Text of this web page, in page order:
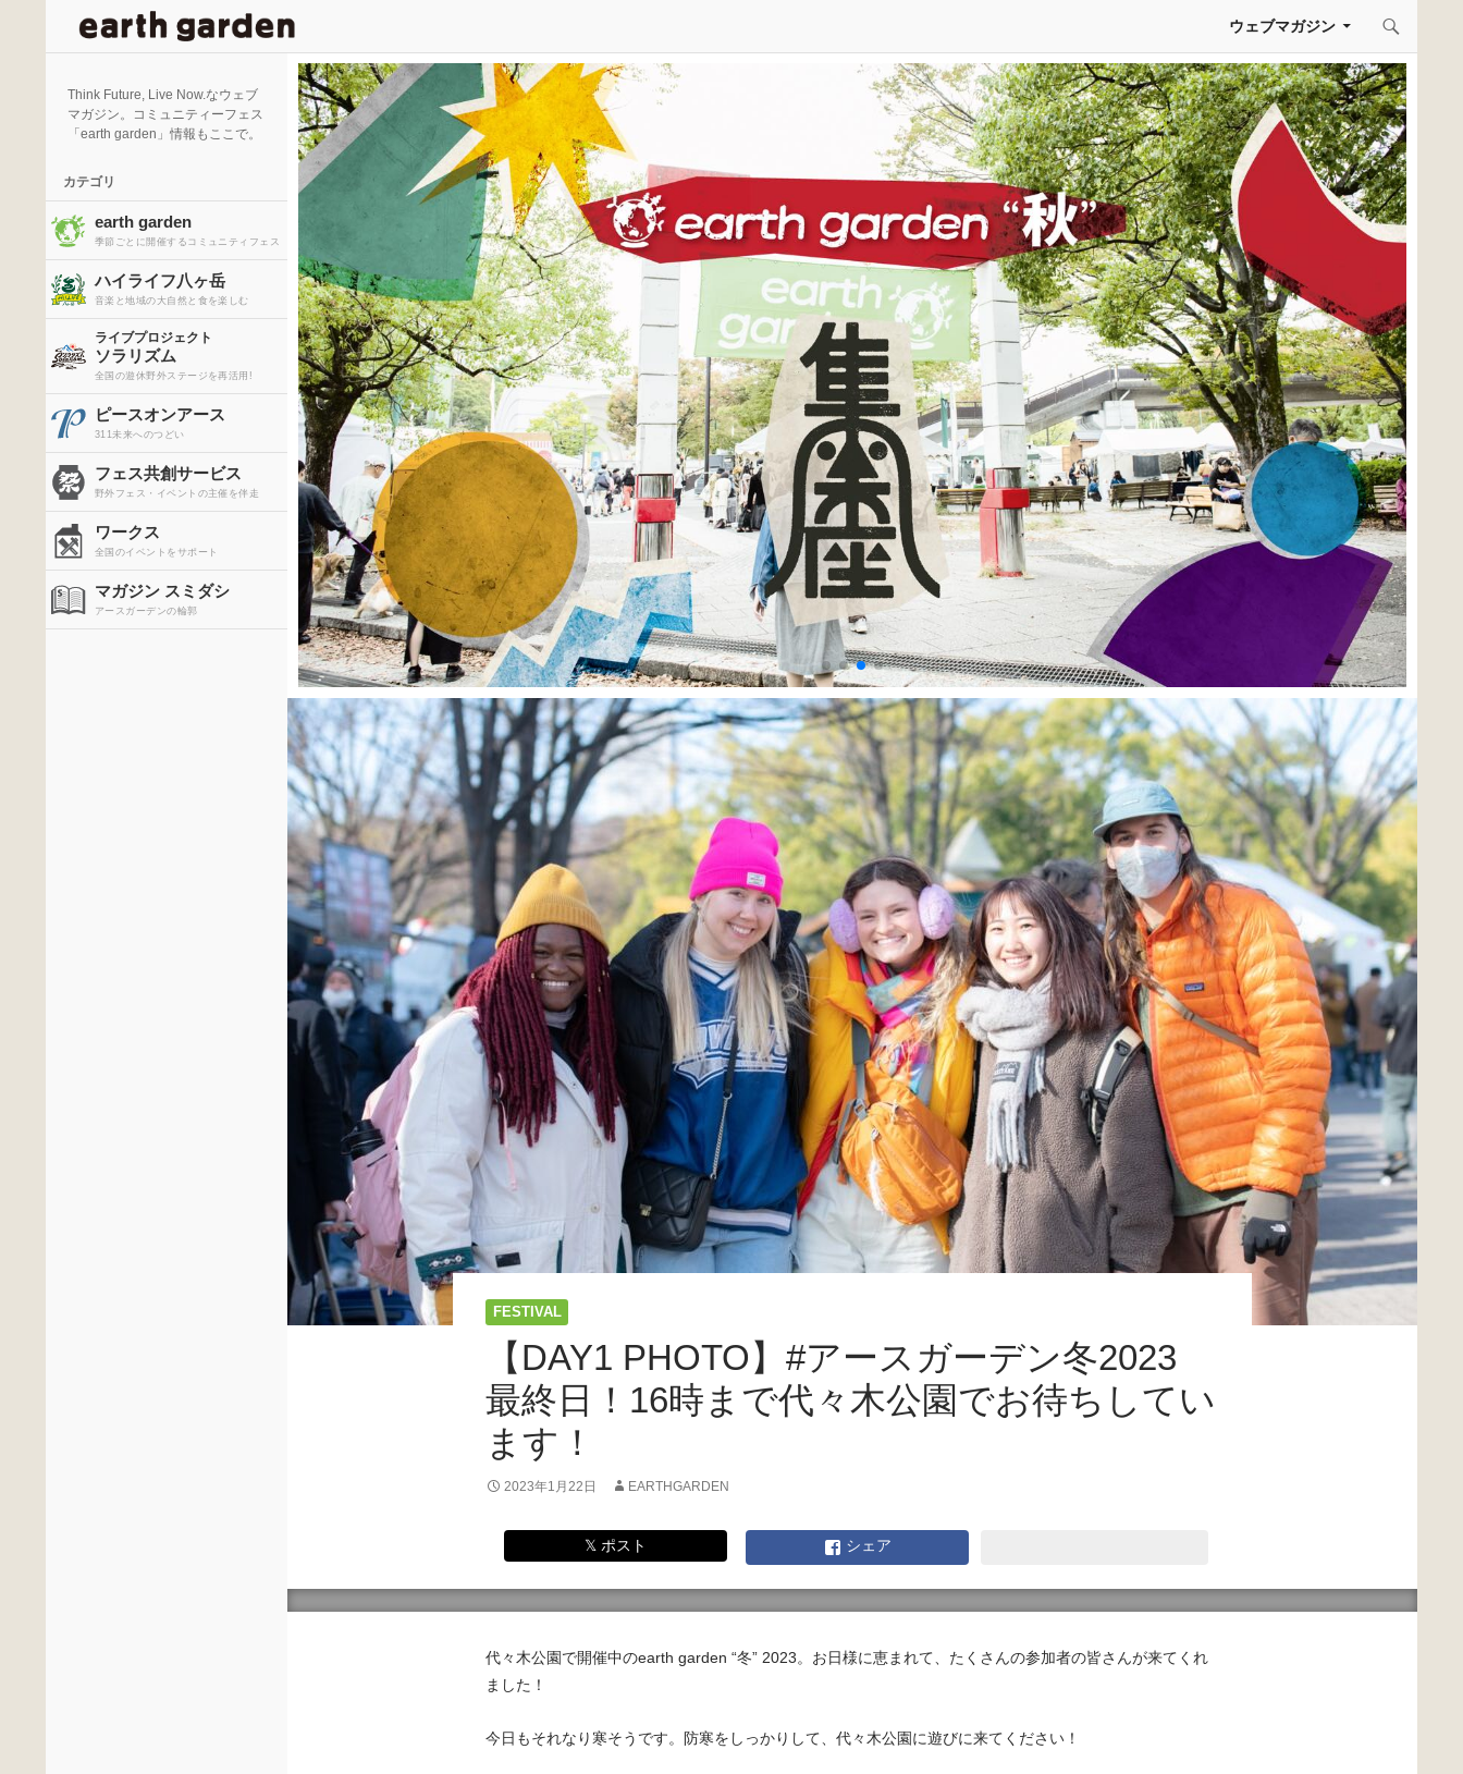
ウェブマガジン
FESTIVAL
【DAY1 PHOTO】#アースガーデン冬2023
最終日！16時まで代々木公園でお待ちしてい
ます！
2023年1月22日 EARTHGARDEN
𝕏 ポスト シェア
代々木公園で開催中のearth garden “冬” 2023。お日様に恵まれて、たくさんの参加者の皆さんが来てくれ
ました！
今日もそれなり寒そうです。防寒をしっかりして、代々木公園に遊びに来てください！
Think Future, Live Now.なウェブ
マガジン。コミュニティーフェス
「earth garden」情報もここで。
カテゴリ
earth garden
季節ごとに開催するコミュニティフェス
ハイライフ八ヶ岳
音楽と地域の大自然と食を楽しむ
ライブプロジェクト
ソラリズム
全国の遊休野外ステージを再活用!
ピースオンアース
311未来へのつどい
フェス共創サービス
野外フェス・イベントの主催を伴走
ワークス
全国のイベントをサポート
マガジン スミダシ
アースガーデンの輪郭